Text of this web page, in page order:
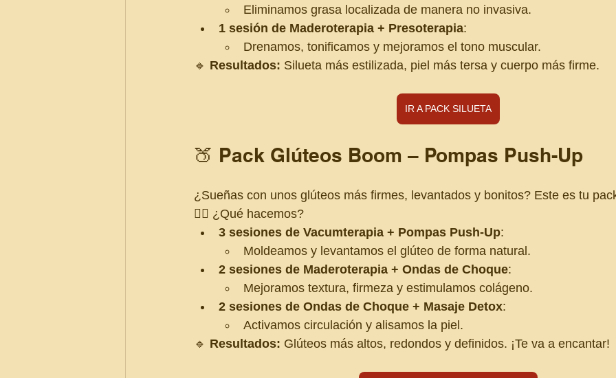
Eliminamos grasa localizada de manera no invasiva.
1 sesión de Maderoterapia + Presoterapia:
Drenamos, tonificamos y mejoramos el tono muscular.
🔹 Resultados: Silueta más estilizada, piel más tersa y cuerpo más firme.
IR A PACK SILUETA
🍑 Pack Glúteos Boom – Pompas Push-Up
¿Sueñas con unos glúteos más firmes, levantados y bonitos? Este es tu
💆‍♀️ ¿Qué hacemos?
3 sesiones de Vacumterapia + Pompas Push-Up:
Moldeamos y levantamos el glúteo de forma natural.
2 sesiones de Maderoterapia + Ondas de Choque:
Mejoramos textura, firmeza y estimulamos colágeno.
2 sesiones de Ondas de Choque + Masaje Detox:
Activamos circulación y alisamos la piel.
🔹 Resultados: Glúteos más altos, redondos y definidos. ¡Te va a encantar!